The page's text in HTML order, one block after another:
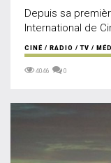
Depuis sa
International de
CINÉ / RADIO / TV /
4046 0